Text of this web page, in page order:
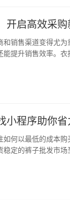
开启高效采
销售渠道变得尤
提升销售效率。衣
小程序助你省
何以最低的成本
定的裤子批发市场